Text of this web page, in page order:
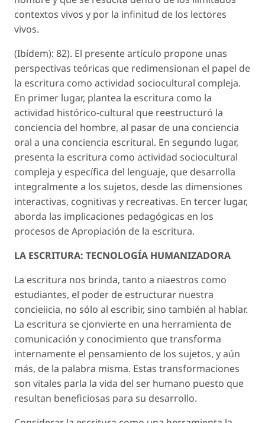
contextos vivos y por la infinitud de los lectores
vivos.
(Ibídem): 82). El presente artículo propone unas
perspectivas teóricas que redimensionan el papel de
la escritura como actividad sociocultural compleja.
En primer lugar, plantea la escritura como la
actividad histórico-cultural que reestructuró la
conciencia del hombre, al pasar de una conciencia
oral a una conciencia escritural. En segundo lugar,
presenta la escritura como actividad sociocultural
compleja y específica del lenguaje, que desarrolla
integralmente a los sujetos, desde las dimensiones
interactivas, cognitivas y recreativas. En tercer lugar,
aborda las implicaciones pedagógicas en los
procesos de Apropiación de la escritura.
LA ESCRITURA: TECNOLOGÍA HUMANIZADORA
La escritura nos brinda, tanto a niaestros como
estudiantes, el poder de estructurar nuestra
concieiicia, no sólo al escribir, sino también al hablar.
La escritura se cjonvierte en una herramienta de
comunicación y conocimiento que transforma
internamente el pensamiento de los sujetos, y aún
más, de la palabra misma. Estas transformaciones
son vitales parla la vida del ser humano puesto que
resultan beneficiosas para su desarrollo.